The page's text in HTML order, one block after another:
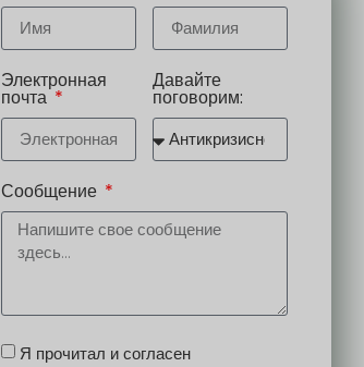
Электронная
почта
Давайте
поговорим:
Сообщение
Я прочитал и согласен